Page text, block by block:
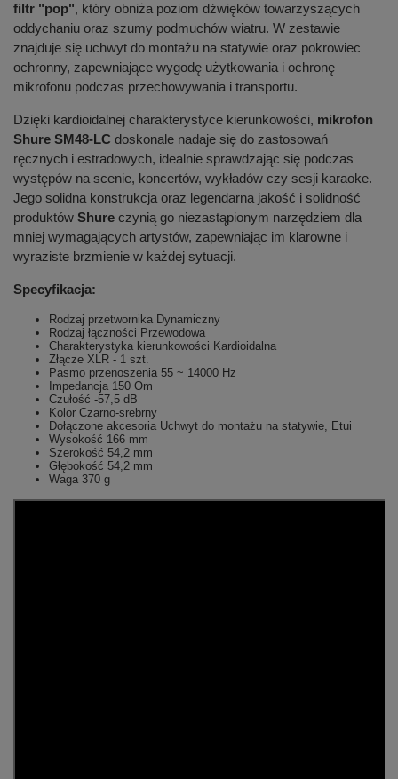
filtr "pop", który obniża poziom dźwięków towarzyszących
oddychaniu oraz szumy podmuchów wiatru. W zestawie
znajduje się uchwyt do montażu na statywie oraz pokrowiec
ochronny, zapewniające wygodę użytkowania i ochronę
mikrofonu podczas przechowywania i transportu.
Dzięki kardioidalnej charakterystyce kierunkowości, mikrofon
Shure SM48-LC doskonale nadaje się do zastosowań
ręcznych i estradowych, idealnie sprawdzając się podczas
występów na scenie, koncertów, wykładów czy sesji karaoke.
Jego solidna konstrukcja oraz legendarna jakość i solidność
produktów Shure czynią go niezastąpionym narzędziem dla
mniej wymagających artystów, zapewniając im klarowne i
wyraziste brzmienie w każdej sytuacji.
Specyfikacja:
Rodzaj przetwornika Dynamiczny
Rodzaj łączności Przewodowa
Charakterystyka kierunkowości Kardioidalna
Złącze XLR - 1 szt.
Pasmo przenoszenia 55 ~ 14000 Hz
Impedancja 150 Om
Czułość -57,5 dB
Kolor Czarno-srebrny
Dołączone akcesoria Uchwyt do montażu na statywie, Etui
Wysokość 166 mm
Szerokość 54,2 mm
Głębokość 54,2 mm
Waga 370 g